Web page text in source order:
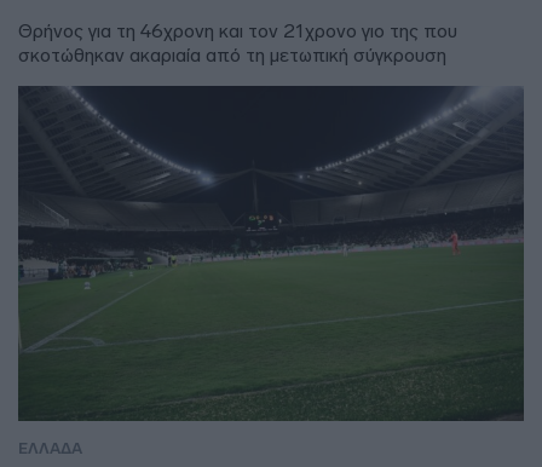
Θρήνος για τη 46χρονη και τον 21χρονο γιο της που
σκοτώθηκαν ακαριαία από τη μετωπική σύγκρουση
ΕΛΛΑΔΑ